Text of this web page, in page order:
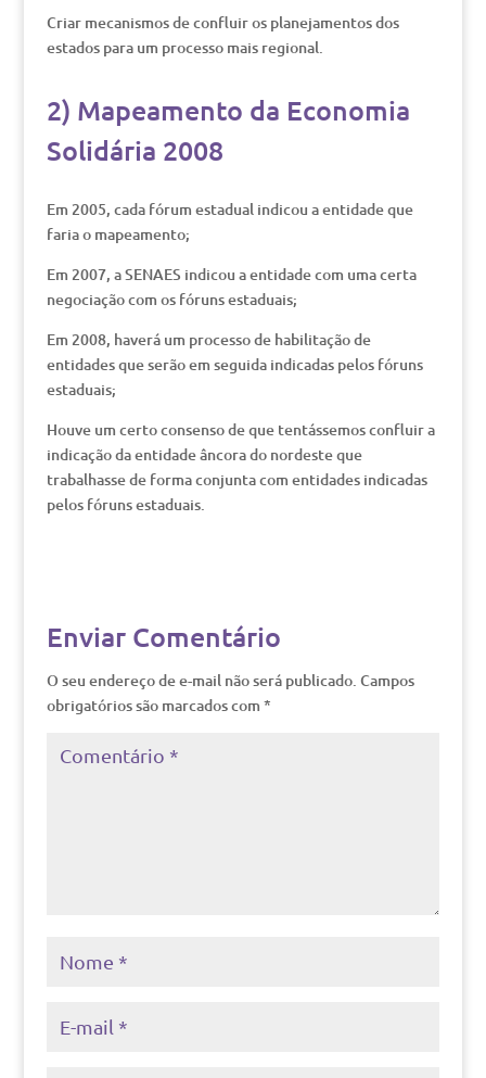
Criar mecanismos de confluir os planejamentos dos
estados para um processo mais regional.
2) Mapeamento da Economia
Solidária 2008
Em 2005, cada fórum estadual indicou a entidade que
faria o mapeamento;
Em 2007, a SENAES indicou a entidade com uma certa
negociação com os fóruns estaduais;
Em 2008, haverá um processo de habilitação de
entidades que serão em seguida indicadas pelos fóruns
estaduais;
Houve um certo consenso de que tentássemos confluir a
indicação da entidade âncora do nordeste que
trabalhasse de forma conjunta com entidades indicadas
pelos fóruns estaduais.
Enviar Comentário
O seu endereço de e-mail não será publicado. Campos
obrigatórios são marcados com *